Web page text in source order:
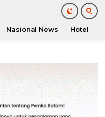
Nasional News Hotel